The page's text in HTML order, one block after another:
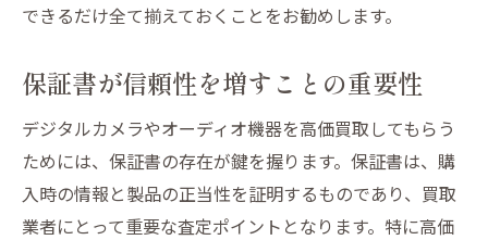
できるだけ全て揃えておくことをお勧めします。
保証書が信頼性を増すことの重要性
デジタルカメラやオーディオ機器を高価買取してもらう
ためには、保証書の存在が鍵を握ります。保証書は、購
入時の情報と製品の正当性を証明するものであり、買取
業者にとって重要な査定ポイントとなります。特に高価